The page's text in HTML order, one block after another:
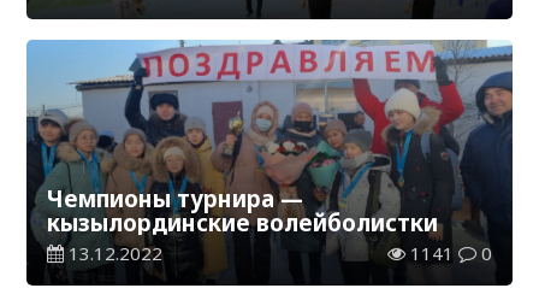
Чемпионы турнира —
кызылординские волейболистки
13.12.2022 1141 0